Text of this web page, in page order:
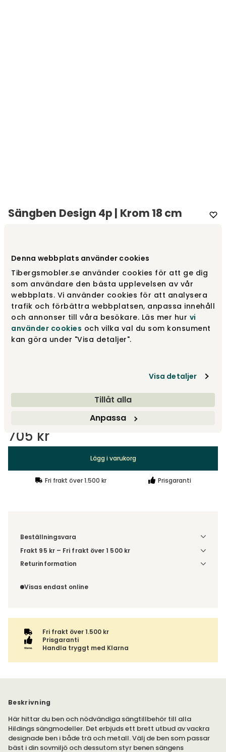
Denna webbplats använder cookies
Tibergsmobler.se använder cookies för att ge dig
som användare den bästa upplevelsen av vår
webbplats. Vi använder cookies för att analysera
trafik och förbättra webbplatsen, anpassa innehåll
och annonser till våra besökare. Läs mer hur vi
använder cookies och vilka val du som konsument
kan göra under "Visa detaljer".
Visa detaljer
Tillåt alla
Anpassa
Sängben Design 4p | Krom 18 cm
Välj utförandeDesign | Krom, 18 cm
Design | Krom, 18 cm
Runt | Metall, 15 cm 230 kr
290 kr
Visa fler +25
705 kr
Lägg i varukorg
Fri frakt över 1.500 kr Prisgaranti
Beställningsvara
Frakt 95 kr – Fri frakt över 1 500 kr
Denna vara skickas till ett ombud. Du väljer själv i kassan
varan ihop med andra produkter skickas hela ordern
Returinformation
inte av ångerrätten.
Visas endast online
Fri frakt över 1.500 kr
Prisgaranti
Handla tryggt med Klarna
Beskrivning
Här hittar du ben och nödvändiga sängtillbehör till alla
Hildings sängmodeller. Det erbjuds ett brett utbud av vackra
designade ben i både trä och metall. Välj de ben som passar
bäst i din sovmiljö och dessutom styr benen sängens